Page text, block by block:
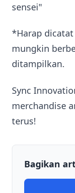
sensei"
*Harap
mungkin
ditampilkan.
Sync
merchandise
terus!
Bagikan